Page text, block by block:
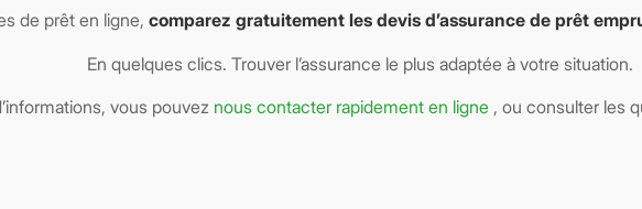
de prêt en ligne, comparez gratuitement les devis d’assurance de prêt
En quelques clics. Trouver l’assurance le plus adaptée à votre situation.
vous pouvez nous contacter rapidement en ligne , ou consulter les